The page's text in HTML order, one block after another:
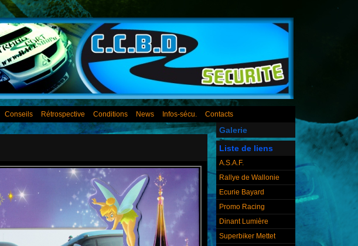
Conseils Rétrospective Conditions News Infos-sécu. Contacts
Galerie
Liste de liens
A.S.A.F.
Rallye de Wallonie
Ecurie Bayard
Promo Racing
Dinant Lumière
Superbiker Mettet